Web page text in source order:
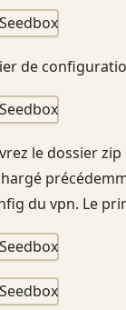
de
le dossier
du vpn. Le